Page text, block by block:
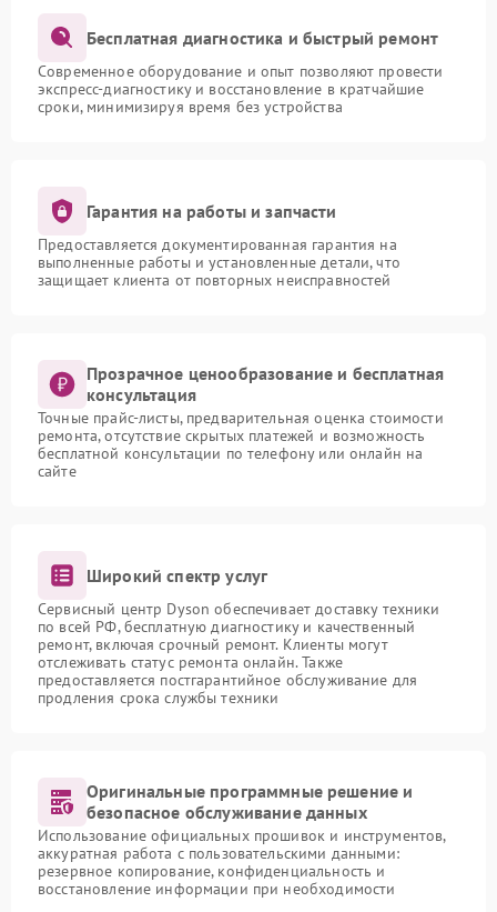
Бесплатная диагностика и быстрый ремонт
Современное оборудование и опыт позволяют провести
экспресс-диагностику и восстановление в кратчайшие
сроки, минимизируя время без устройства
Гарантия на работы и запчасти
Предоставляется документированная гарантия на
выполненные работы и установленные детали, что
защищает клиента от повторных неисправностей
Прозрачное ценообразование и бесплатная
консультация
Точные прайс-листы, предварительная оценка стоимости
ремонта, отсутствие скрытых платежей и возможность
бесплатной консультации по телефону или онлайн на
сайте
Широкий спектр услуг
Сервисный центр Dyson обеспечивает доставку техники
по всей РФ, бесплатную диагностику и качественный
ремонт, включая срочный ремонт. Клиенты могут
отслеживать статус ремонта онлайн. Также
предоставляется постгарантийное обслуживание для
продления срока службы техники
Оригинальные программные решение и
безопасное обслуживание данных
Использование официальных прошивок и инструментов,
аккуратная работа с пользовательскими данными:
резервное копирование, конфиденциальность и
восстановление информации при необходимости